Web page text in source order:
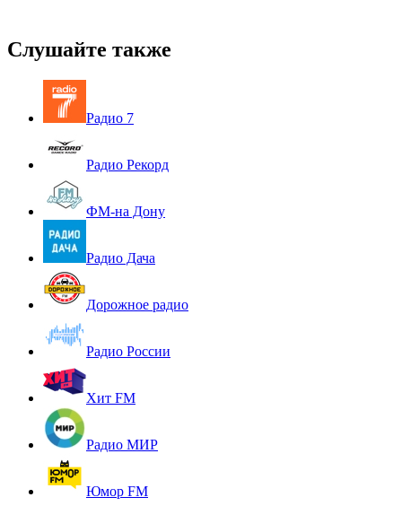
Слушайте также
Радио 7
Радио Рекорд
ФМ-на Дону
Радио Дача
Дорожное радио
Радио России
Хит FM
Радио МИР
Юмор FM